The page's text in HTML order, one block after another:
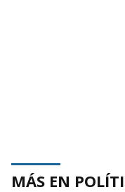
MÁS EN